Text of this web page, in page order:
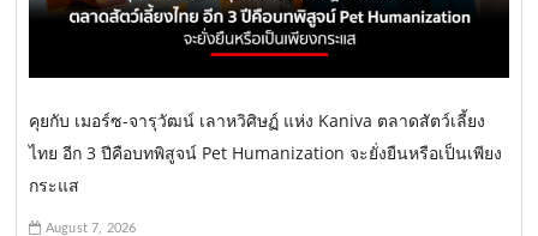
คุยกับ เมอร์ซ-จารุวัฒน์ เลาหวิศิษฏ์ แห่ง Kaniva ตลาดสัตว์เลี้ยง
ไทย อีก 3 ปีคือบทพิสูจน์ Pet Humanization จะยั่งยืนหรือเป็นเพียง
กระแส
August 7, 2026